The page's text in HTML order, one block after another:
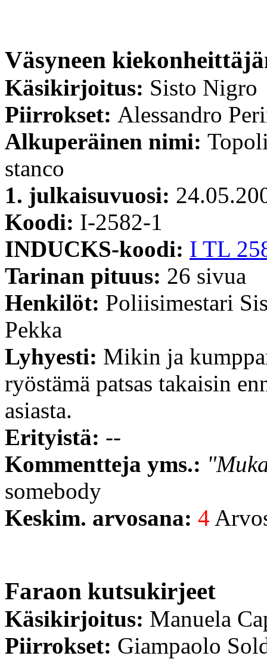
Väsyneen
Käsikirjoitus: Sisto Nigro
Piirrokset: Alessandro
Alkuperäinen nimi:
stanco
1. julkaisuvuosi:
Koodi: I-2582-1
INDUCKS-koodi: I TL
Tarinan pituus: 26 sivua
Henkilöt: Poliisimestari
Pekka
Lyhyesti: Mikin ja
ryöstämä patsas takaisin
asiasta.
Erityistä: --
Kommentteja yms.:
somebody
Keskim. arvosana: 4
Faraon kutsukirjeet
Käsikirjoitus: Manuela
Piirrokset: Giampaolo